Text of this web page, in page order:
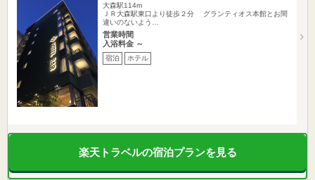
大森駅114m
ＪＲ大森駅東口より徒歩２分 グランティオス本館とお間
違いのないよう…
営業時間
入浴料金 ～
宿泊 ホテル
楽天トラベルの宿泊プランを見る